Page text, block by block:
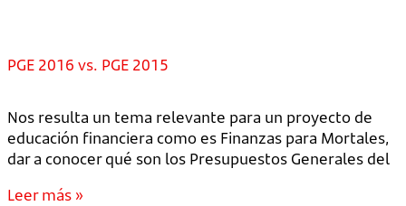
PGE 2016 vs. PGE 2015
Nos resulta un tema relevante para un proyecto de
educación financiera como es Finanzas para Mortales,
dar a conocer qué son los Presupuestos Generales del
Leer más »